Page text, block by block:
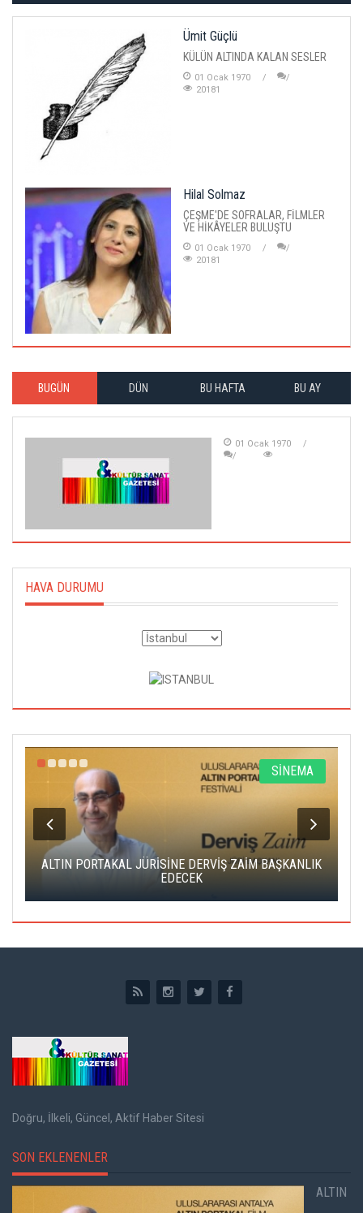
Ümit Güçlü
KÜLÜN ALTINDA KALAN SESLER
01 Ocak 1970
20181
Hilal Solmaz
ÇEŞME'DE SOFRALAR, FİLMLER
VE HİKÂYELER BULUŞTU
01 Ocak 1970
20181
BUGÜN DÜN BU HAFTA BU AY
01 Ocak 1970
HAVA DURUMU
SİNEMA
ALTIN PORTAKAL JÜRİSİNE DERVİŞ ZAİM BAŞKANLIK
EDECEK
Doğru, İlkeli, Güncel, Aktif Haber Sitesi
SON EKLENENLER
ALTIN